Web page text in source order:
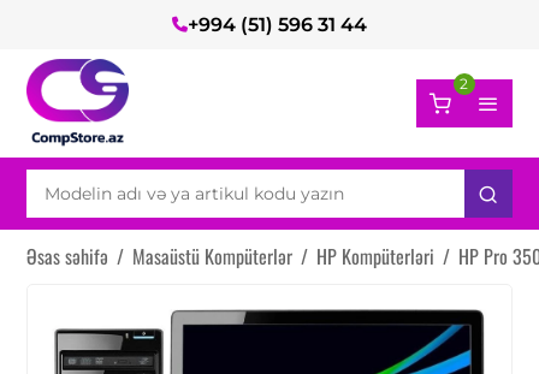
+994 (51) 596 31 44
2
Əsas səhifə / Masaüstü Kompüterlər / HP Kompüterləri / HP Pro